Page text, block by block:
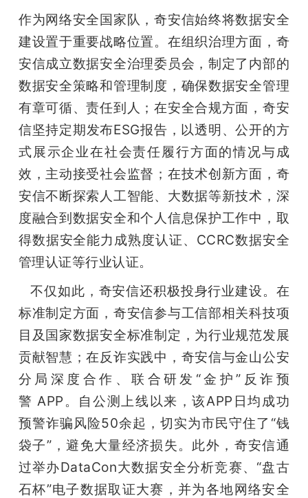
作为网络安全国家队，奇安信始终将数据安全
建设置于重要战略位置。在组织治理方面，奇
安信成立数据安全治理委员会，制定了内部的
数据安全策略和管理制度，确保数据安全管理
有章可循、责任到人；在安全合规方面，奇安
信坚持定期发布ESG报告，以透明、公开的方
式展示企业在社会责任履行方面的情况与成
效，主动接受社会监督；在技术创新方面，奇
安信不断探索人工智能、大数据等新技术，深
度融合到数据安全和个人信息保护工作中，取
得数据安全能力成熟度认证、CCRC数据安全
管理认证等行业认证。
不仅如此，奇安信还积极投身行业建设。在
标准制定方面，奇安信参与工信部相关科技项
目及国家数据安全标准制定，为行业规范发展
贡献智慧；在反诈实践中，奇安信与金山公安
分局深度合作、联合研发“金护”反诈预
警 APP。自公测上线以来，该APP日均成功
预警诈骗风险50余起，切实为市民守住了“钱
袋子”，避免大量经济损失。此外，奇安信通
过举办DataCon大数据安全分析竞赛、“盘古
石杯”电子数据取证大赛，并为各地网络安全